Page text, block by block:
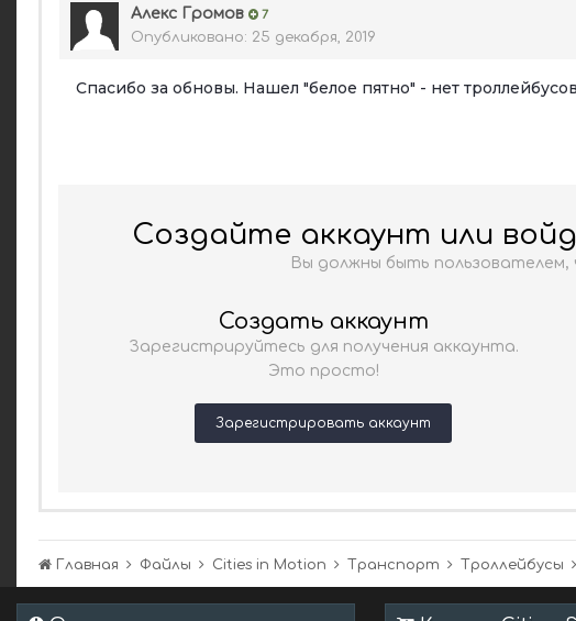
Алекс Громов 7
Опубликовано: 25 декабря, 2019
Спасибо за обновы. Нашел "белое пятно" - нет
Создайте аккаунт или
Вы должны быть
Создать аккаунт
Зарегистрируйтесь для получения аккаунта.
Это просто!
Зарегистрировать аккаунт
Главная Файлы Cities in Motion Транспорт Троллейбусы